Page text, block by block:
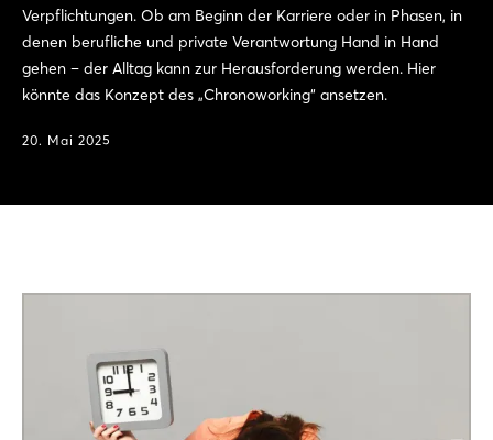
Verpflichtungen. Ob am Beginn der Karriere oder in Phasen, in
denen berufliche und private Verantwortung Hand in Hand
gehen – der Alltag kann zur Herausforderung werden. Hier
könnte das Konzept des „Chronoworking“ ansetzen.
20. Mai 2025